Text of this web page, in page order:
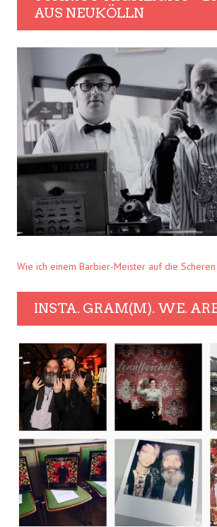
AUS NEUKÖLLN
Wie ich einem Barbier-Meister auf die
INSTA. GRAM(M). WE.